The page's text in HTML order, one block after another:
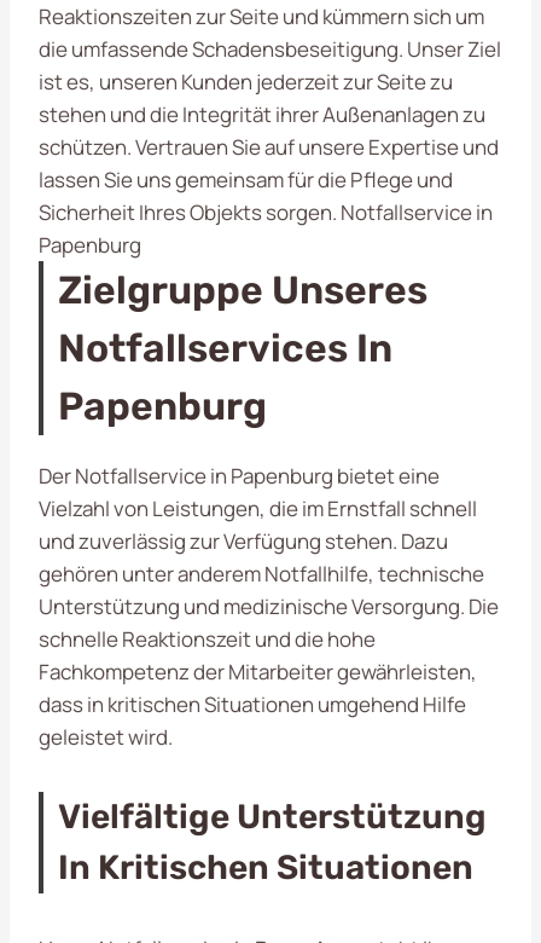
Reaktionszeiten zur Seite und kümmern sich um
die umfassende Schadensbeseitigung. Unser Ziel
ist es, unseren Kunden jederzeit zur Seite zu
stehen und die Integrität ihrer Außenanlagen zu
schützen. Vertrauen Sie auf unsere Expertise und
lassen Sie uns gemeinsam für die Pflege und
Sicherheit Ihres Objekts sorgen. Notfallservice in
Papenburg
Zielgruppe Unseres
Notfallservices In
Papenburg
Der Notfallservice in Papenburg bietet eine
Vielzahl von Leistungen, die im Ernstfall schnell
und zuverlässig zur Verfügung stehen. Dazu
gehören unter anderem Notfallhilfe, technische
Unterstützung und medizinische Versorgung. Die
schnelle Reaktionszeit und die hohe
Fachkompetenz der Mitarbeiter gewährleisten,
dass in kritischen Situationen umgehend Hilfe
geleistet wird.
Vielfältige Unterstützung
In Kritischen Situationen